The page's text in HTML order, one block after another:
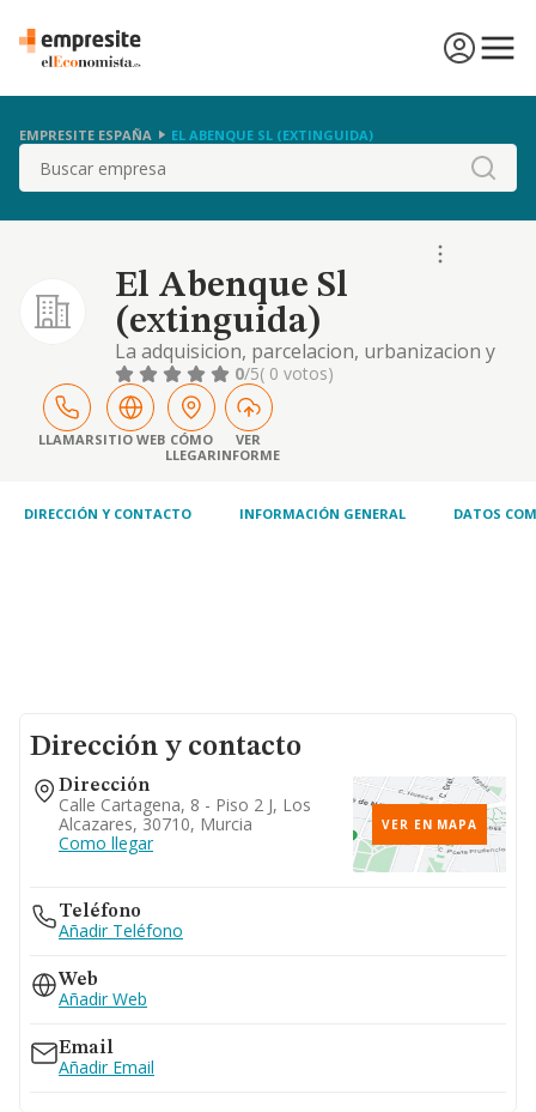
EMPRESITE ESPAÑA EL ABENQUE SL (EXTINGUIDA)
Buscar
El Abenque Sl
(extinguida)
La adquisicion, parcelacion, urbanizacion y
venta de terrenos, la promocion,
construccion, venta y arrendamiento de
viviendas, incluso de proteccion oficial en
todas sus modalidades, naves industriales y
locales comercia
0/5( 0 votos)
LLAMARSITIO WEB CÓMO
LLEGAR
VER
INFORME
DIRECCIÓN Y CONTACTO INFORMACIÓN GENERAL DATOS
Dirección y contacto
Dirección
Calle Cartagena, 8 - Piso 2 J, Los
Alcazares, 30710, Murcia
Como llegar
VER EN MAPA
Teléfono
Añadir Teléfono
Web
Añadir Web
Email
Añadir Email